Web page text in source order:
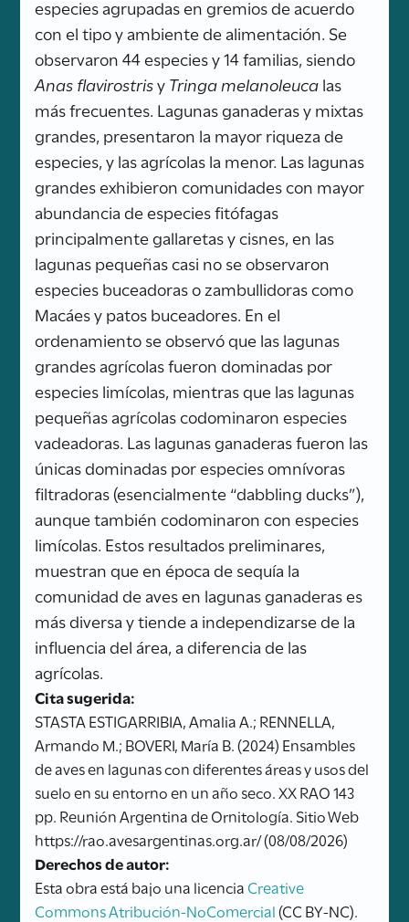
especies agrupadas en gremios de acuerdo
con el tipo y ambiente de alimentación. Se
observaron 44 especies y 14 familias, siendo
Anas flavirostrisyTringa melanoleucalas
más frecuentes. Lagunas ganaderas y mixtas
grandes, presentaron la mayor riqueza de
especies, y las agrícolas la menor. Las lagunas
grandes exhibieron comunidades con mayor
abundancia de especies fitófagas
principalmente gallaretas y cisnes, en las
lagunas pequeñas casi no se observaron
especies buceadoras o zambullidoras como
Macáes y patos buceadores. En el
ordenamiento se observó que las lagunas
grandes agrícolas fueron dominadas por
especies limícolas, mientras que las lagunas
pequeñas agrícolas codominaron especies
vadeadoras. Las lagunas ganaderas fueron las
únicas dominadas por especies omnívoras
filtradoras (esencialmente “dabbling ducks”),
aunque también codominaron con especies
limícolas. Estos resultados preliminares,
muestran que en época de sequía la
comunidad de aves en lagunas ganaderas es
más diversa y tiende a independizarse de la
influencia del área, a diferencia de las
agrícolas.
Cita sugerida:
STASTA ESTIGARRIBIA, Amalia A.; RENNELLA,
Armando M.; BOVERI, María B. (2024) Ensambles
de aves en lagunas con diferentes áreas y usos del
suelo en su entorno en un año seco. XX RAO 143
pp. Reunión Argentina de Ornitología. Sitio Web
https://rao.avesargentinas.org.ar/ (08/08/2026)
Derechos de autor:
Esta obra está bajo una licencia Creative
Commons Atribución-NoComercial(CC BY-NC).